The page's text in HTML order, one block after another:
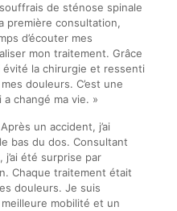
de sténose spinale
première consultation,
d’écouter mes
mon traitement. Grâce
évité la chirurgie et ressenti
douleurs. C’est une
changé ma vie. »
un accident, j’ai
bas du dos. Consultant
été surprise par
Chaque traitement était
douleurs. Je suis
mobilité et un